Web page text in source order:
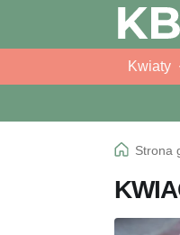
Przejdź
do
Przejdź
do
Kwiaty
Strona